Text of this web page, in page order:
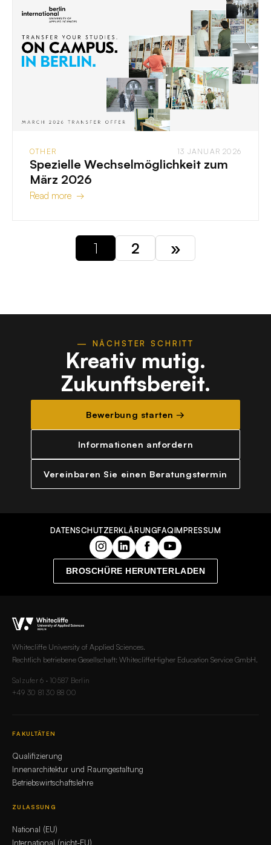
OTHER 13 JANUAR 2026
Spezielle Wechselmöglichkeit zum
März 2026
Read more →
1 2 »
— NÄCHSTER SCHRITT
Kreativ mutig.
Zukunftsbereit.
Bewerbung starten →
Informationen anfordern
Vereinbaren Sie einen Beratungstermin
DATENSCHUTZERKLÄRUNGFAQIMPRESSUM
BROSCHÜRE HERUNTERLADEN
Whitecliffe University of Applied Sciences.
Rechtlich betriebene Gesellschaft: WhitecliffeHigher Education Service GmbH.
Salzufer 6 · 10587 Berlin
+49 30 81 30 88 00
FAKULTÄTEN
Qualifizierung
Innenarchitektur und Raumgestaltung
Betriebswirtschaftslehre
ZULASSUNG
National (EU)
International (nicht-EU)